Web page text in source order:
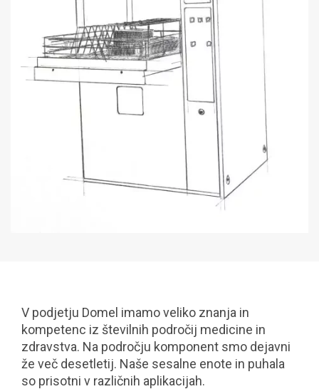
V podjetju Domel imamo veliko znanja in
kompetenc iz številnih področij medicine in
zdravstva. Na področju komponent smo dejavni
že več desetletij. Naše sesalne enote in puhala
so prisotni v različnih aplikacijah.